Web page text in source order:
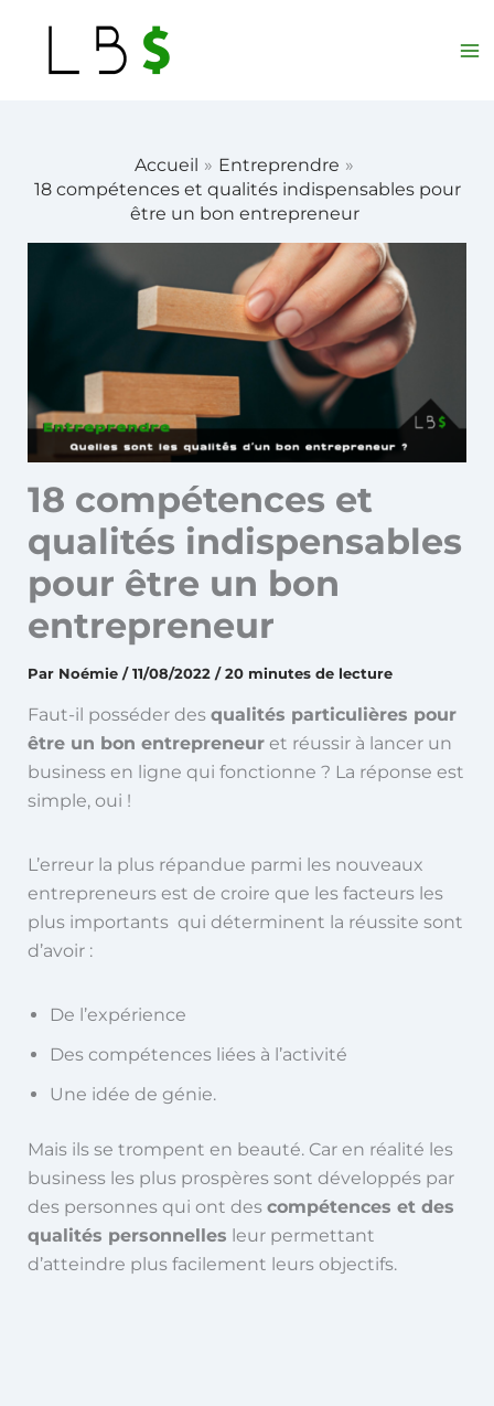
contenu
Accueil
Entreprendre
18 compétences et qualités indispensables pour
être un bon entrepreneur
18 compétences et
qualités indispensables
pour être un bon
entrepreneur
Par Noémie /11/08/2022 /20 minutes de lecture
Faut-il posséder des qualités particulières pour
être un bon entrepreneuret réussir à lancer un
business en ligne qui fonctionne ? La réponse est
simple, oui !
L’erreur la plus répandue parmi les nouveaux
entrepreneurs est de croire que les facteurs les
plus importants qui déterminent la réussite sont
d’avoir :
De l’expérience
Des compétences liées à l’activité
Une idée de génie.
Mais ils se trompent en beauté. Car en réalité les
business les plus prospères sont développés par
des personnes qui ont des compétences et des
qualités personnelles leur permettant
d’atteindre plus facilement leurs objectifs.